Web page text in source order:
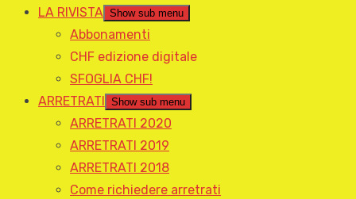
LA RIVISTA Show sub menu
Abbonamenti
CHF edizione digitale
SFOGLIA CHF!
ARRETRATI
Show sub menu
ARRETRATI 2020
ARRETRATI 2019
ARRETRATI 2018
Come richiedere arretrati